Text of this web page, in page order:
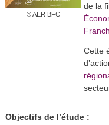
© AER BFC
de la
Cette
Objectifs de l’étude :